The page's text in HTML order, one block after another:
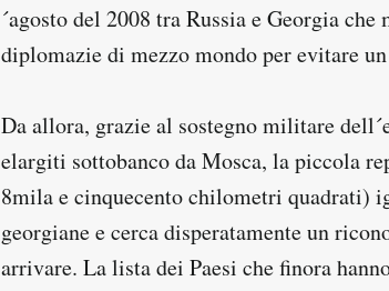
´agosto del 2008 tra Russia e Georgia
diplomazie di mezzo mondo per evitare
Da allora, grazie al sostegno militare
elargiti sottobanco da Mosca, la piccola
8mila e cinquecento chilometri quadrati)
georgiane e cerca disperatamente un
arrivare. La lista dei Paesi che finora